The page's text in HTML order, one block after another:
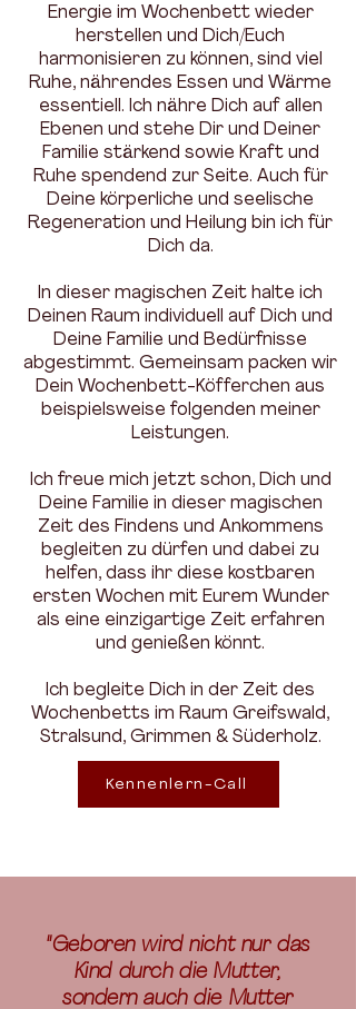
Energie im Wochenbett wieder
herstellen und Dich/Euch
harmonisieren zu können, sind viel
Ruhe, nährendes Essen und Wärme
essentiell. Ich nähre Dich auf allen
Ebenen und stehe Dir und Deiner
Familie stärkend sowie Kraft und
Ruhe spendend zur Seite. Auch für
Deine körperliche und seelische
Regeneration und Heilung bin ich für
Dich da.
In dieser magischen Zeit halte ich
Deinen Raum individuell auf Dich und
Deine Familie und Bedürfnisse
abgestimmt. Gemeinsam packen wir
Dein Wochenbett-Köfferchen aus
beispielsweise folgenden meiner
Leistungen.
Ich freue mich jetzt schon, Dich und
Deine Familie in dieser magischen
Zeit des Findens und Ankommens
begleiten zu dürfen und dabei zu
helfen, dass ihr diese kostbaren
ersten Wochen mit Eurem Wunder
als eine einzigartige Zeit erfahren
und genießen könnt.
Ich begleite Dich in der Zeit des
Wochenbetts im Raum Greifswald,
Stralsund, Grimmen & Süderholz.
Kennenlern-Call
"Geboren wird nicht nur das
Kind durch die Mutter,
sondern auch die Mutter